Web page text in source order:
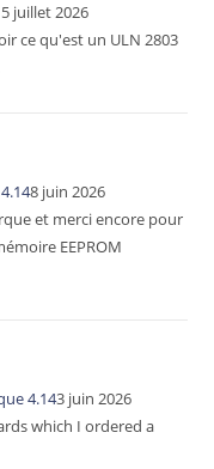
juillet 2026
ce qu'est un ULN 2803
8 juin 2026
et merci encore pour
EEPROM
4.143 juin 2026
which I ordered a